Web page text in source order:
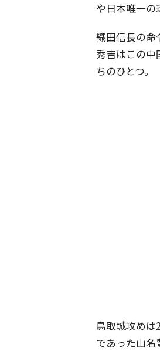
や日本唯一の
織田信長の命
秀吉はこの中
ちのひとつ。
鳥取城攻めは
であった山名